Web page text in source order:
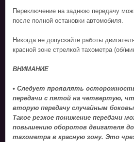
Переключение на заднюю передачу
после полной остановки автомобиля.
Никогда не допускайте работы
красной зоне стрелкой тахометра (об/
ВНИМАНИЕ
• Следует проявлять
передачи с пятой на четвертую,
вторую передачу случайным
Такое резкое понижение передачи
повышению оборотов двигателя
тахометра в красную зону. Это